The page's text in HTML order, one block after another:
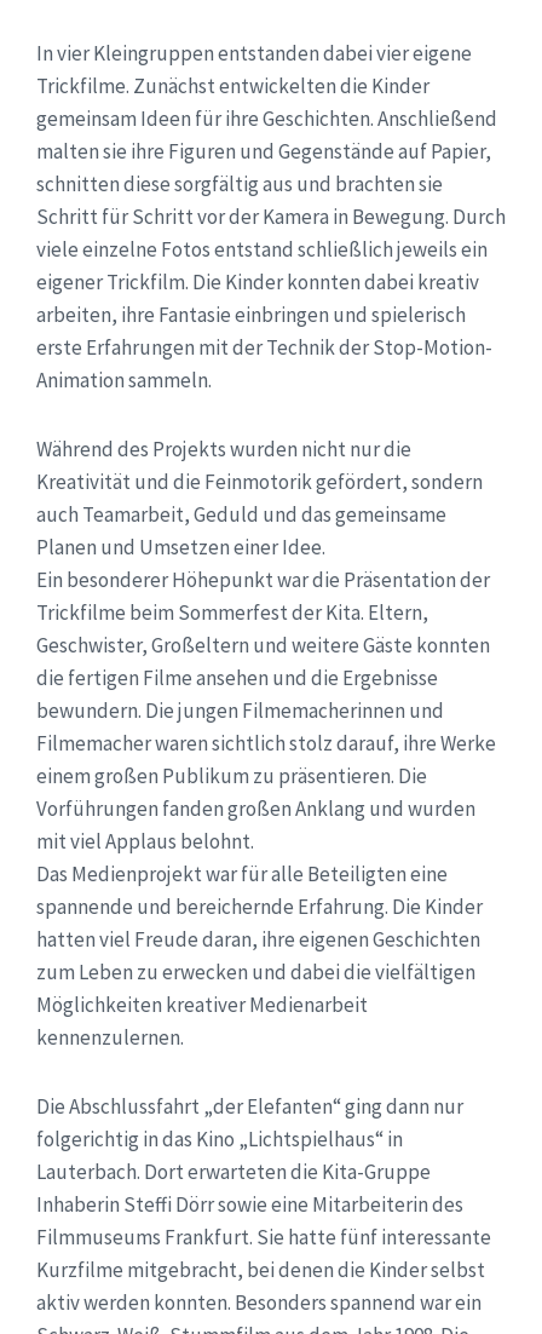
In vier Kleingruppen entstanden dabei vier eigene
Trickfilme. Zunächst entwickelten die Kinder
gemeinsam Ideen für ihre Geschichten. Anschließend
malten sie ihre Figuren und Gegenstände auf Papier,
schnitten diese sorgfältig aus und brachten sie
Schritt für Schritt vor der Kamera in Bewegung. Durch
viele einzelne Fotos entstand schließlich jeweils ein
eigener Trickfilm. Die Kinder konnten dabei kreativ
arbeiten, ihre Fantasie einbringen und spielerisch
erste Erfahrungen mit der Technik der Stop-Motion-
Animation sammeln.
Während des Projekts wurden nicht nur die
Kreativität und die Feinmotorik gefördert, sondern
auch Teamarbeit, Geduld und das gemeinsame
Planen und Umsetzen einer Idee.
Ein besonderer Höhepunkt war die Präsentation der
Trickfilme beim Sommerfest der Kita. Eltern,
Geschwister, Großeltern und weitere Gäste konnten
die fertigen Filme ansehen und die Ergebnisse
bewundern. Die jungen Filmemacherinnen und
Filmemacher waren sichtlich stolz darauf, ihre Werke
einem großen Publikum zu präsentieren. Die
Vorführungen fanden großen Anklang und wurden
mit viel Applaus belohnt.
Das Medienprojekt war für alle Beteiligten eine
spannende und bereichernde Erfahrung. Die Kinder
hatten viel Freude daran, ihre eigenen Geschichten
zum Leben zu erwecken und dabei die vielfältigen
Möglichkeiten kreativer Medienarbeit
kennenzulernen.
Die Abschlussfahrt „der Elefanten“ ging dann nur
folgerichtig in das Kino „Lichtspielhaus“ in
Lauterbach. Dort erwarteten die Kita-Gruppe
Inhaberin Steffi Dörr sowie eine Mitarbeiterin des
Filmmuseums Frankfurt. Sie hatte fünf interessante
Kurzfilme mitgebracht, bei denen die Kinder selbst
aktiv werden konnten. Besonders spannend war ein